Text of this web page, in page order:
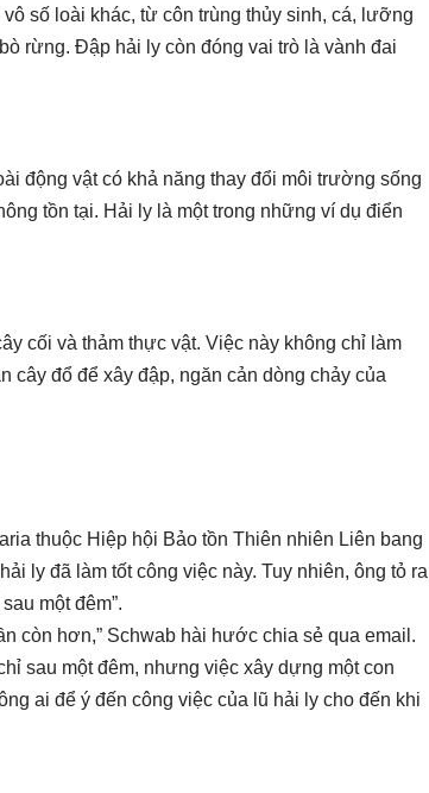
số loài khác, từ côn trùng thủy sinh, cá, lưỡng
rừng. Đập hải ly còn đóng vai trò là vành đai
động vật có khả năng thay đổi môi trường sống
tồn tại. Hải ly là một trong những ví dụ điển
cối và thảm thực vật. Việc này không chỉ làm
cây đổ để xây đập, ngăn cản dòng chảy của
thuộc Hiệp hội Bảo tồn Thiên nhiên Liên bang
ly đã làm tốt công việc này. Tuy nhiên, ông tỏ ra
một đêm”.
còn hơn,” Schwab hài hước chia sẻ qua email.
sau một đêm, nhưng việc xây dựng một con
ai để ý đến công việc của lũ hải ly cho đến khi